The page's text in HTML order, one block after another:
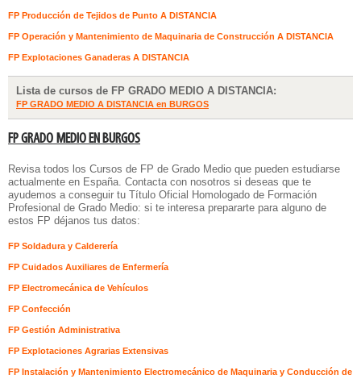
FP Producción de Tejidos de Punto A DISTANCIA
FP Operación y Mantenimiento de Maquinaria de Construcción A DISTANCIA
FP Explotaciones Ganaderas A DISTANCIA
Lista de cursos de FP GRADO MEDIO A DISTANCIA:
FP GRADO MEDIO A DISTANCIA en BURGOS
FP GRADO MEDIO EN BURGOS
Revisa todos los Cursos de FP de Grado Medio que pueden estudiarse
actualmente en España. Contacta con nosotros si deseas que te
ayudemos a conseguir tu Título Oficial Homologado de Formación
Profesional de Grado Medio: si te interesa prepararte para alguno de
estos FP déjanos tus datos:
FP Soldadura y Calderería
FP Cuidados Auxiliares de Enfermería
FP Electromecánica de Vehículos
FP Confección
FP Gestión Administrativa
FP Explotaciones Agrarias Extensivas
FP Instalación y Mantenimiento Electromecánico de Maquinaria y Conducción de